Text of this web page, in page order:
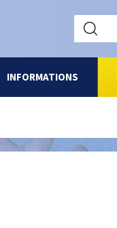
INFORMATIONS